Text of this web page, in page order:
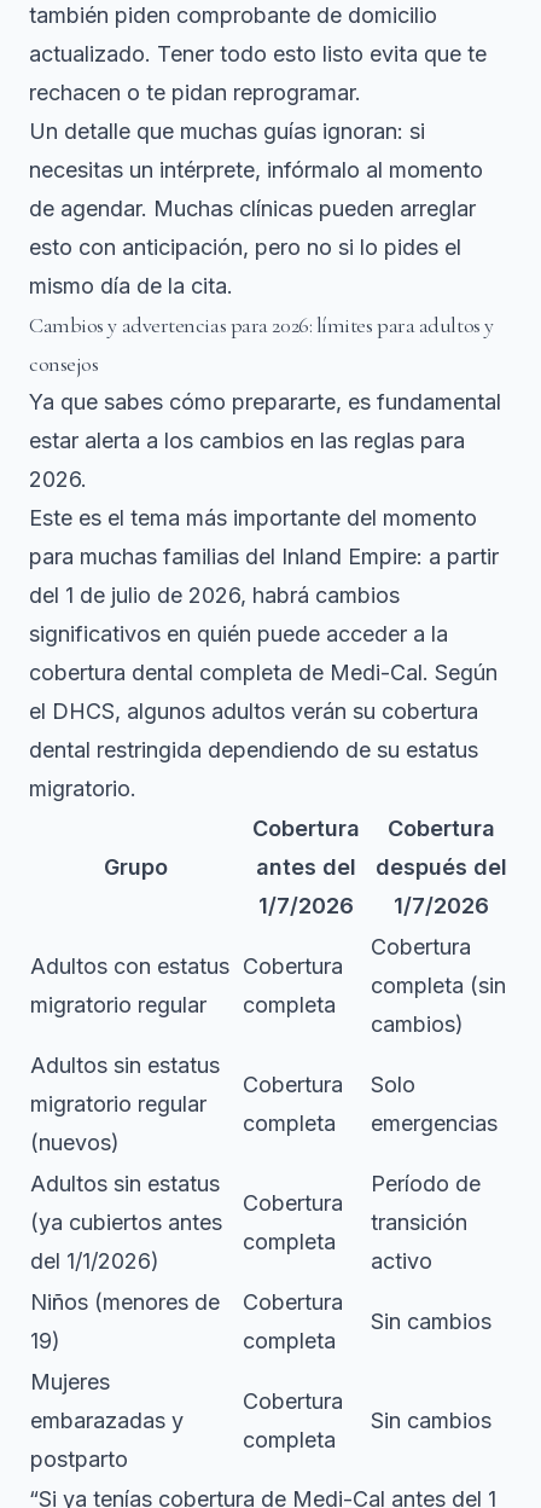
también piden comprobante de domicilio
actualizado. Tener todo esto listo evita que te
rechacen o te pidan reprogramar.
Un detalle que muchas guías ignoran: si
necesitas un intérprete, infórmalo al momento
de agendar. Muchas clínicas pueden arreglar
esto con anticipación, pero no si lo pides el
mismo día de la cita.
Cambios y advertencias para 2026: límites para adultos y
consejos
Ya que sabes cómo prepararte, es fundamental
estar alerta a los cambios en las reglas para
2026.
Este es el tema más importante del momento
para muchas familias del Inland Empire: a partir
del 1 de julio de 2026, habrá cambios
significativos en quién puede acceder a la
cobertura dental completa de Medi-Cal. Según
el DHCS, algunos adultos verán su cobertura
dental restringida dependiendo de su estatus
migratorio.
Grupo
Cobertura
antes del
1/7/2026
Cobertura
después del
1/7/2026
Adultos con estatus
migratorio regular
Cobertura
completa
Cobertura
completa (sin
cambios)
Adultos sin estatus
migratorio regular
(nuevos)
Cobertura
completa
Solo
emergencias
Adultos sin estatus
(ya cubiertos antes
del 1/1/2026)
Cobertura
completa
Período de
transición
activo
Niños (menores de
19)
Cobertura
completa
Sin cambios
Mujeres
embarazadas y
postparto
Cobertura
completa
Sin cambios
“Si ya tenías cobertura de Medi-Cal antes del 1